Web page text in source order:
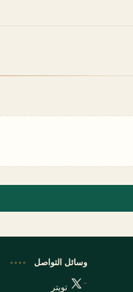
وسائل التواصل
تويتر